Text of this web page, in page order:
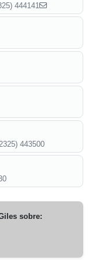
444141
443500
sobre: